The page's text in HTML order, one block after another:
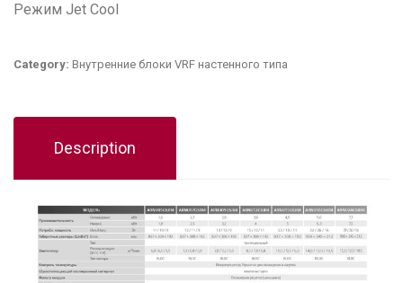
Режим Jet Cool
Category: Внутренние блоки VRF настенного типа
Description